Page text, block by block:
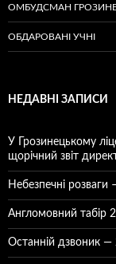
ОМБУДСМАН
ОБДАРОВАНІ УЧНІ
НЕДАВНІ ЗАПИСИ
У Грозинецькому
щорічний звіт
Небезпечні розваги
Англомовний табір
Останній дзвоник —